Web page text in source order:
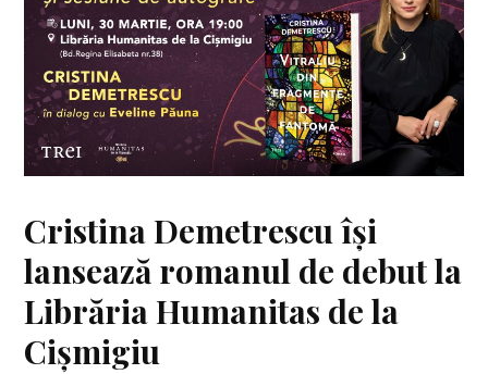
Cristina Demetrescu își
lansează romanul de debut la
Librăria Humanitas de la
Cișmigiu